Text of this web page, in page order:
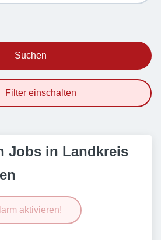
Suchen
Filter einschalten
Jobs in Landkreis
aktivieren!